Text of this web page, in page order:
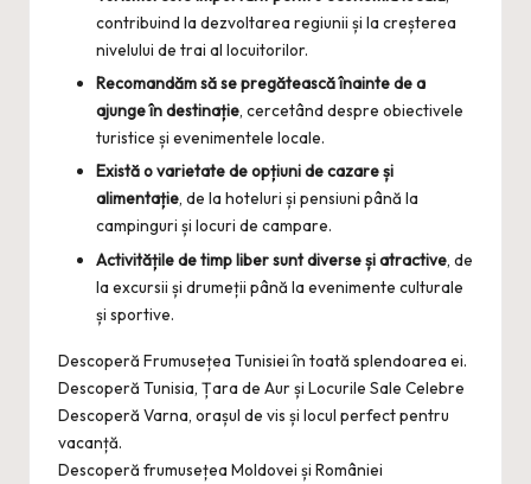
contribuind la dezvoltarea regiunii și la creșterea
nivelului de trai al locuitorilor.
Recomandăm să se pregătească înainte de a
ajunge în destinație, cercetând despre obiectivele
turistice și evenimentele locale.
Există o varietate de opțiuni de cazare și
alimentație, de la hoteluri și pensiuni până la
campinguri și locuri de campare.
Activitățile de timp liber sunt diverse și atractive, de
la excursii și drumeții până la evenimente culturale
și sportive.
Descoperă Frumusețea Tunisiei în toată splendoarea ei.
Descoperă Tunisia, Țara de Aur și Locurile Sale Celebre
Descoperă Varna, orașul de vis și locul perfect pentru
vacanță.
Descoperă frumusețea Moldovei și României